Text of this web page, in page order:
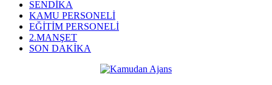
SENDİKA
KAMU PERSONELİ
EĞİTİM PERSONELİ
2.MANŞET
SON DAKİKA